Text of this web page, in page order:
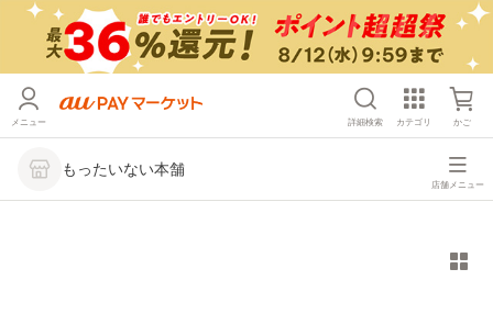
メニュー 詳細検索 カテゴリ かご
もったいない本舗
店舗メニュー